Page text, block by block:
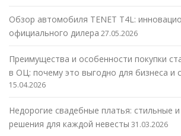
Обзор автомобиля TENET T4L:
официального дилера 27.05.2026
Преимущества и особенности покупки
в ОЦ: почему это выгодно для бизнеса и
15.04.2026
Недорогие свадебные платья: стильные
решения для каждой невесты 31.03.2026